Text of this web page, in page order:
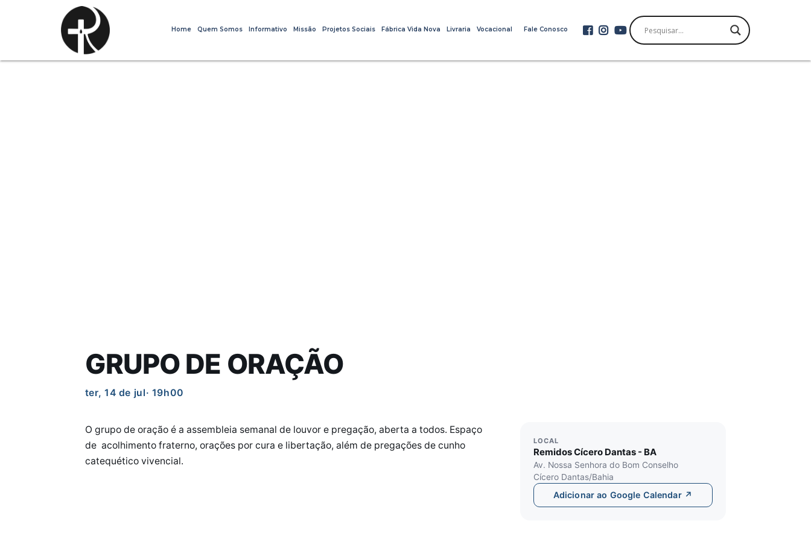
Home Quem Somos Informativo Missão Projetos Sociais Fábrica Vida Nova Livraria Vocacional Fale Conosco
GRUPO DE ORAÇÃO
ter, 14 de jul· 19h00
O grupo de oração é a assembleia semanal de louvor e pregação, aberta a todos. Espaço
de acolhimento fraterno, orações por cura e libertação, além de pregações de cunho
catequético vivencial.
LOCAL
Remidos Cícero Dantas - BA
Av. Nossa Senhora do Bom Conselho
Cícero Dantas/Bahia
Adicionar ao Google Calendar ↗